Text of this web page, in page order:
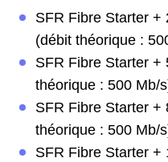
SFR Fibre Starter +
(débit théorique :
SFR Fibre Starter +
théorique : 500 Mb/
SFR Fibre Starter +
théorique : 500 Mb/
SFR Fibre Starter +